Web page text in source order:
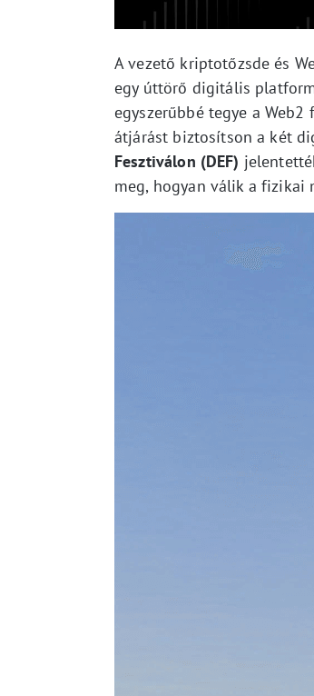
A vezető kriptotőzsde és
egy úttörő digitális
egyszerűbbé tegye a
átjárást biztosítson a két
Fesztiválon (DEF)
meg, hogyan válik a fizikai